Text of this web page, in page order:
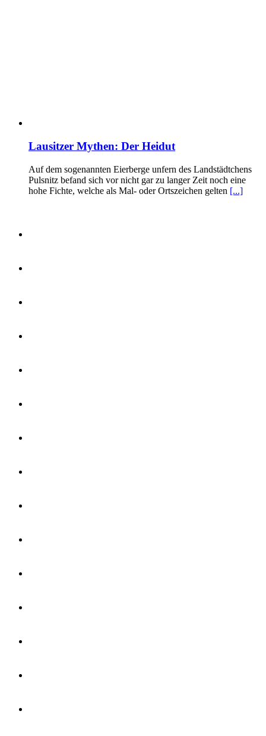
Lausitzer Mythen: Der Heidut
Auf dem sogenannten Eierberge unfern des Landstädtchens
Pulsnitz befand sich vor nicht gar zu langer Zeit noch eine
hohe Fichte, welche als Mal- oder Ortszeichen gelten [...]